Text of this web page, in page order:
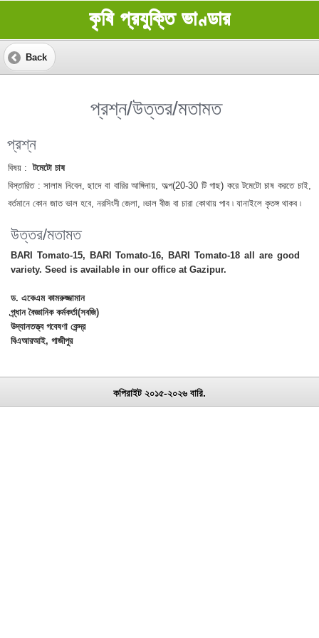
কৃষি প্রযুক্তি ভাণ্ডার
Back
প্রশ্ন/উত্তর/মতামত
প্রশ্ন
বিষয় :
টমেটো চাষ
বিস্তারিত : সালাম নিবেন, ছাদে বা বারির আঙ্গিনায়, অল্প(20-30 টি গাছ) করে টমেটো চাষ করতে চাই,
বর্তমানে কোন জাত ভাল হবে, নরসিংদী জেলা, ৷ভাল বীজ বা চারা কোথায় পাব ৷ যানাইলে কৃতঙ্গ থাকব ৷
উত্তর/মতামত
BARI Tomato-15, BARI Tomato-16, BARI Tomato-18 all are good
variety. Seed is available in our office at Gazipur.
ড. একেএম কামরুজ্জামান
প্র্ধান বৈজ্ঞানিক কর্মকর্তা(সবজি)
উদ্যানতত্ত্ব গবেষণা কেন্দ্র
বিএআরআই, গাজীপুর
কপিরাইট ২০১৫-২০২৬ বারি.